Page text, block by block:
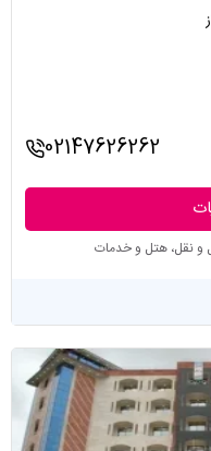
02147626262
و نقل، هتل و خدمات